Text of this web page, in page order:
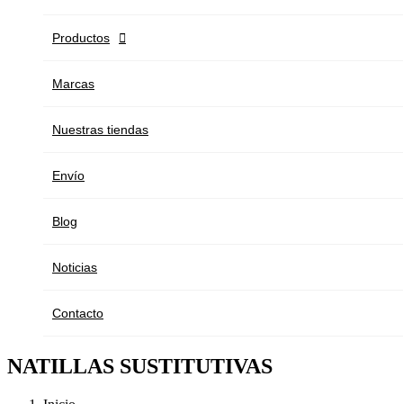
Productos 
Marcas
Nuestras tiendas
Envío
Blog
Noticias
Contacto
NATILLAS SUSTITUTIVAS